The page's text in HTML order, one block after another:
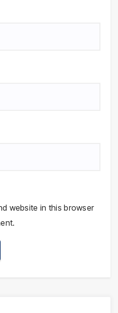
website in this browser